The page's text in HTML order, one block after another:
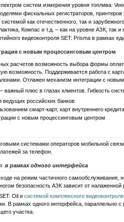
систем измерения уровня топлива:
фискальных регистраторов, принтеров
как отечественного, так и
Компас и т.д. – как на уровне АЗК, так
видеоконтроля SET: Prisma в рамках
с новым процессинговым центром
возможность выбора формы
возможность. Поддерживается работа с
Отлажен механизм интеграции с
плюс в глазах клиентов. Гибкость
ведущих российских банков
смарт-карт, карт внутреннего
с новым процессинговым центром
системами операторов мобильной связи
за телефон.
в рамках одного интерфейса
на режим частичного самообслуживания,
безопасность АЗК зависит от
Oil и системой комплексного
В рамках одного интерфейса, параллельно
участка.